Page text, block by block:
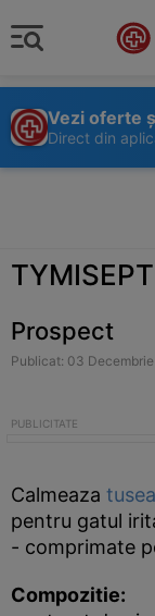
Vezi oferte
Direct din
TYMISEPT
Prospect
Publicat: 03
Calmeaza tusea
pentru gatul
- comprimate
Compozitie: